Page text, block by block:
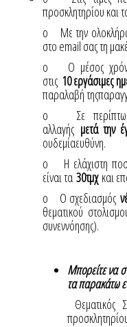
προσκλητηρίου και
o Με την
στο email σας τη
o Ο μέσος
στις 10 εργάσιμες
παραλαβή
o Σε
αλλαγής μετά την
ουδεμίαευθύνη.
o Η ελάχιστη
είναι τα30τμχ και
o Ο σχεδιασμός
θεματικού
συνεννόησης).
Μπορείτε να
τα παρακάτω
Θεματικός